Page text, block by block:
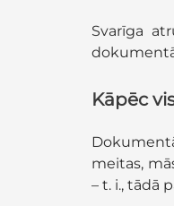
Svarīga
Kāpēc
meitas,
– t. i., tādā